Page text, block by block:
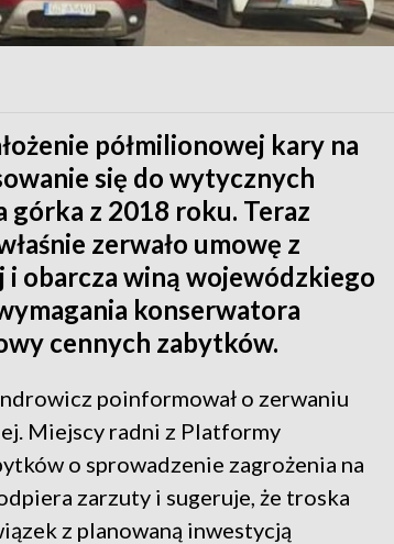
półmilionowej kary na
się do wytycznych
z 2018 roku. Teraz
zerwało umowę z
obarcza winą wojewódzkiego
konserwatora
cennych zabytków.
poinformował o zerwaniu
Miejscy radni z Platformy
o sprowadzenie zagrożenia na
zarzuty i sugeruje, że troska
z planowaną inwestycją